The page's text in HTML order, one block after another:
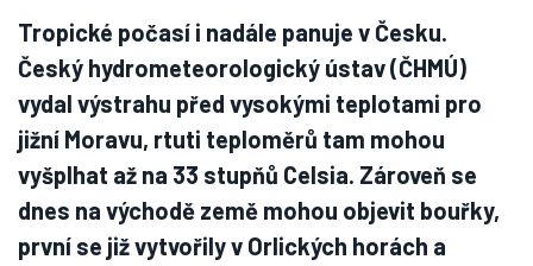
Tropické počasí i nadále panuje v Česku.
Český hydrometeorologický ústav (ČHMÚ)
vydal výstrahu před vysokými teplotami pro
jižní Moravu, rtuti teploměrů tam mohou
vyšplhat až na 33 stupňů Celsia. Zároveň se
dnes na východě země mohou objevit bouřky,
první se již vytvořily v Orlických horách a